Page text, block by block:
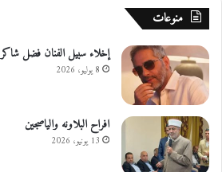
منوعات
إخلاء سبيل الفنان فضل شاكر
8 يوليو، 2026
افراح البلاونه والياصجين
13 يونيو، 2026